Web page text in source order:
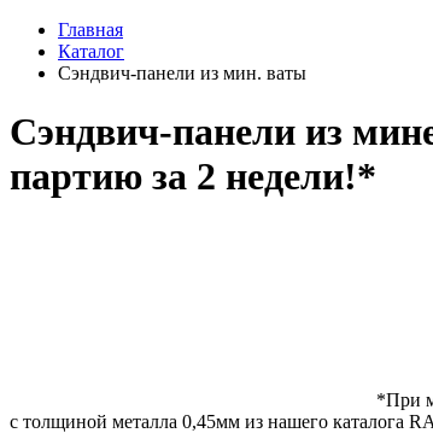
Главная
Каталог
Сэндвич-панели из мин. ваты
Сэндвич-панели из
партию за 2 недели!*
*При
с толщиной металла 0,45мм из нашего каталога